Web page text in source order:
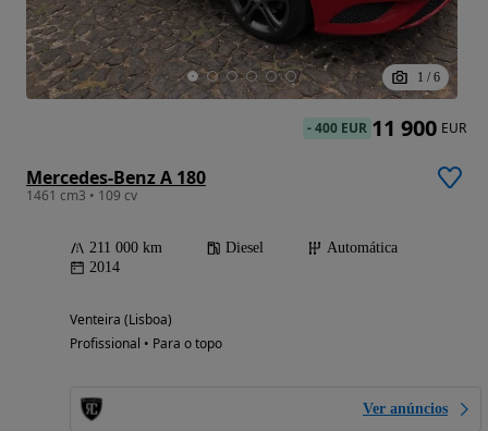
1 / 6
Mercedes-Benz A 180
1461 cm3 • 109 cv
211 000 km Diesel
Automática
2014
Venteira (Lisboa)
Profissional • Para o topo
Ver anúncios
-400 EUR 11 900 EUR